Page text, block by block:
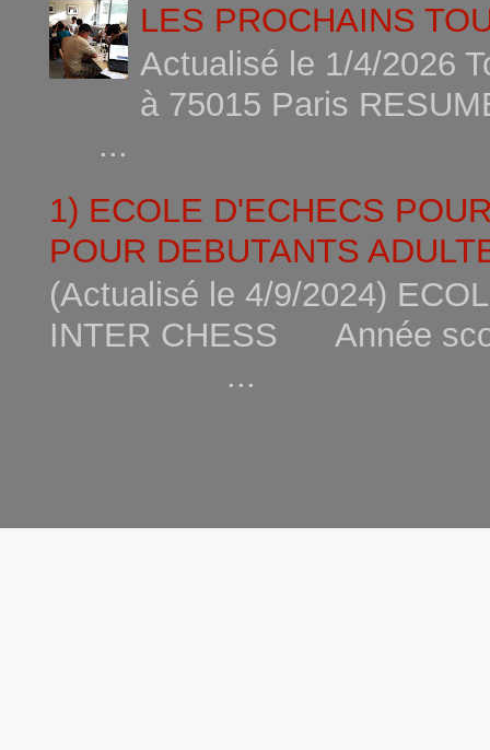
LES PROCHAINS
Actualisé le 1/4/2026
à 75015
...
1) ECOLE D'ECHECS
POUR DEBUTANTS
(Actualisé le 4/9/2024)
INTER CHESS Année
...